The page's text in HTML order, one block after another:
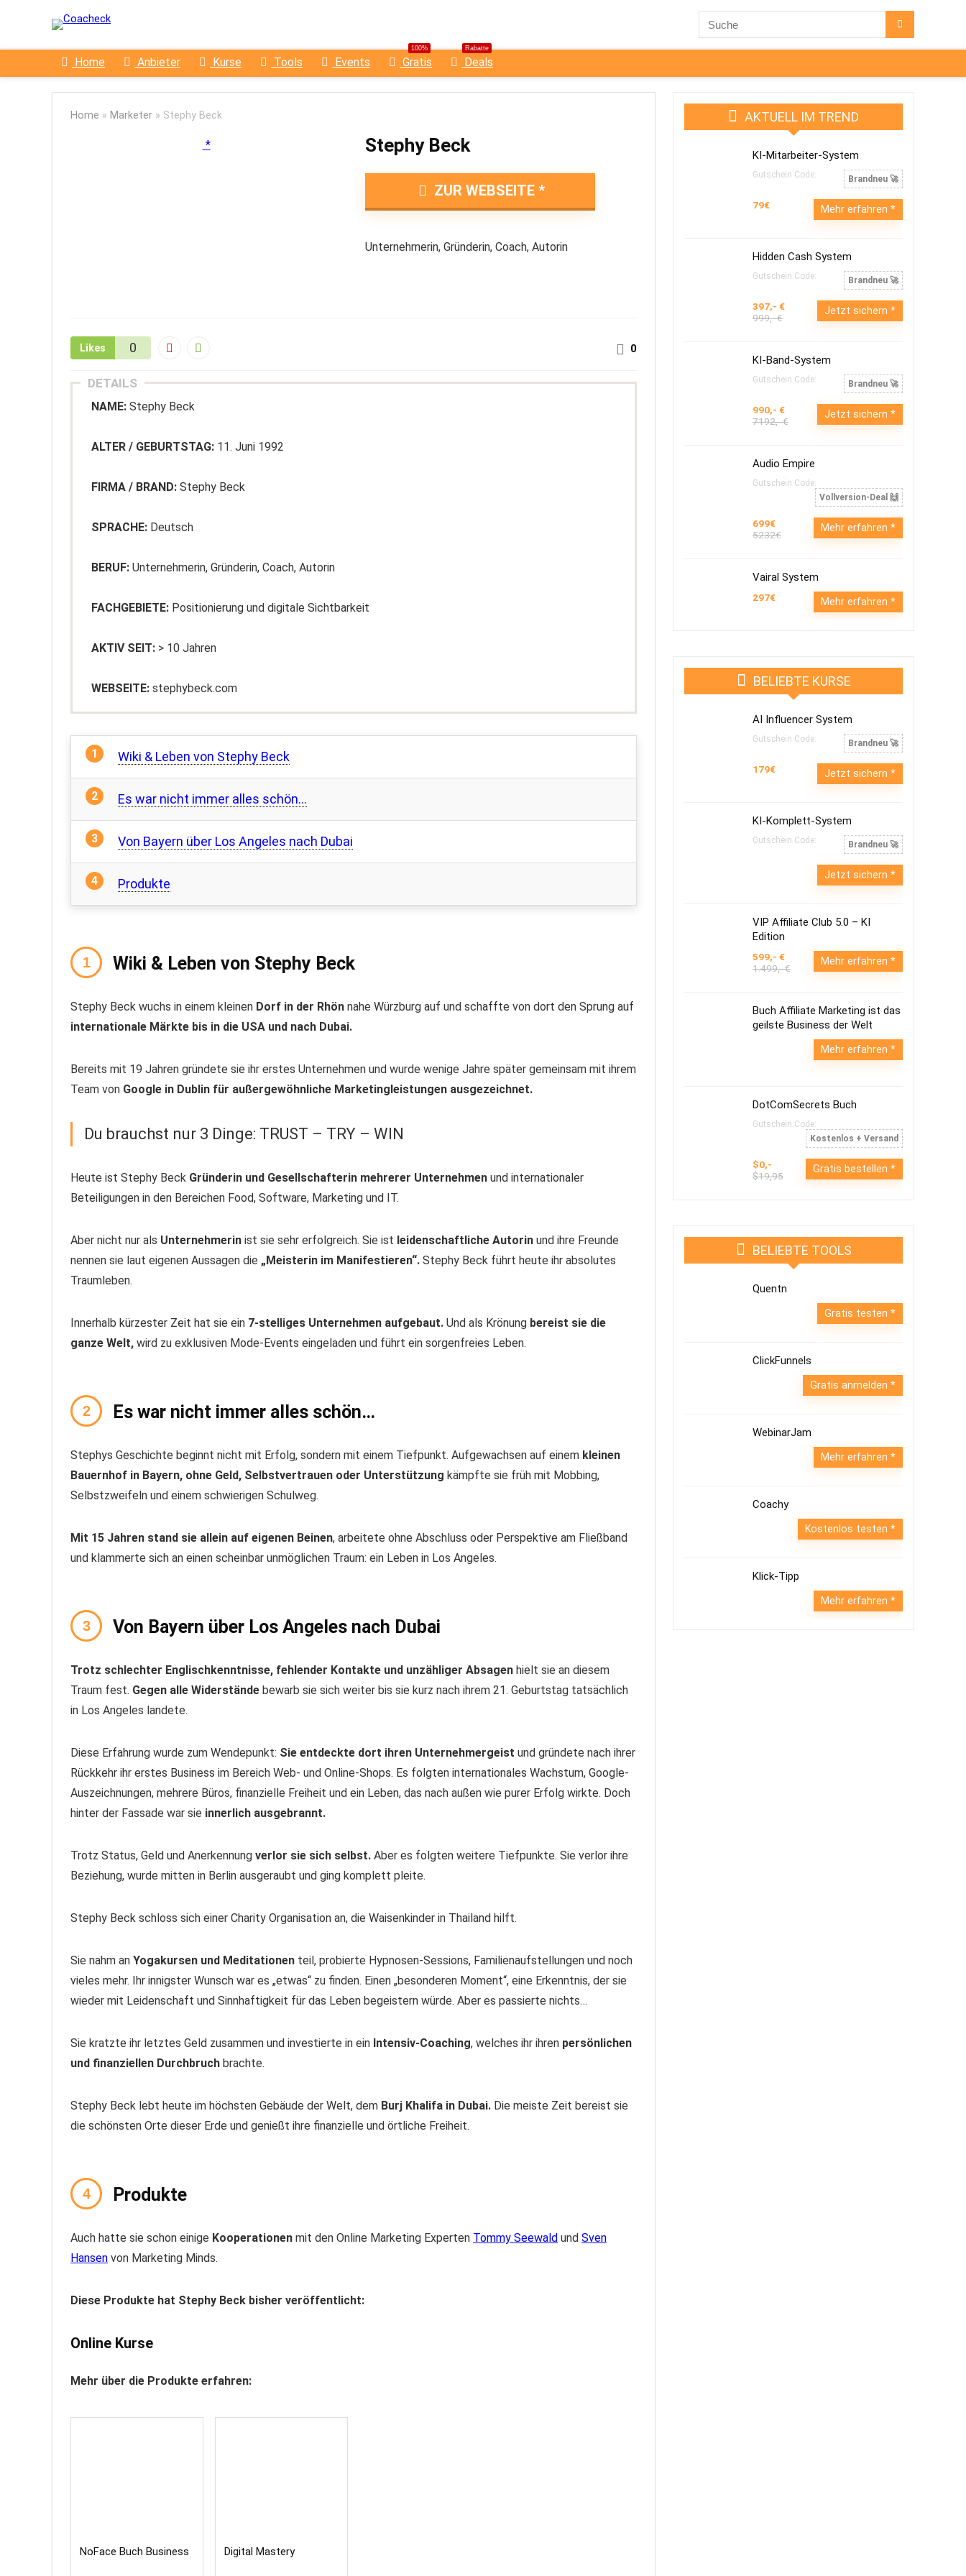
Home Anbieter Kurse Tools Events
100%
Gratis
Rabatte
Deals
Home » Marketer » Stephy Beck
Stephy Beck
ZUR WEBSEITE
Unternehmerin, Gründerin, Coach, Autorin
0
Likes 0
DETAILS
NAME: Stephy Beck
ALTER / GEBURTSTAG: 11. Juni 1992
FIRMA / BRAND: Stephy Beck
SPRACHE: Deutsch
BERUF: Unternehmerin, Gründerin, Coach, Autorin
FACHGEBIETE: Positionierung und digitale Sichtbarkeit
AKTIV SEIT: > 10 Jahren
WEBSEITE: stephybeck.com
Wiki & Leben von Stephy Beck
Es war nicht immer alles schön…
Von Bayern über Los Angeles nach Dubai
Produkte
Wiki & Leben von Stephy Beck
Stephy Beck wuchs in einem kleinen Dorf in der Rhön nahe Würzburg auf und schaffte von dort den Sprung auf
internationale Märkte bis in die USA und nach Dubai.
Bereits mit 19 Jahren gründete sie ihr erstes Unternehmen und wurde wenige Jahre später gemeinsam mit ihrem
Team von Google in Dublin für außergewöhnliche Marketingleistungen ausgezeichnet.
Du brauchst nur 3 Dinge: TRUST – TRY – WIN
Heute ist Stephy Beck Gründerin und Gesellschafterin mehrerer Unternehmen und internationaler
Beteiligungen in den Bereichen Food, Software, Marketing und IT.
Aber nicht nur als Unternehmerin ist sie sehr erfolgreich. Sie ist leidenschaftliche Autorin und ihre Freunde
nennen sie laut eigenen Aussagen die „Meisterin im Manifestieren“. Stephy Beck führt heute ihr absolutes
Traumleben.
Innerhalb kürzester Zeit hat sie ein 7-stelliges Unternehmen aufgebaut. Und als Krönung bereist sie die
ganze Welt, wird zu exklusiven Mode-Events eingeladen und führt ein sorgenfreies Leben.
Es war nicht immer alles schön…
Stephys Geschichte beginnt nicht mit Erfolg, sondern mit einem Tiefpunkt. Aufgewachsen auf einem kleinen
Bauernhof in Bayern, ohne Geld, Selbstvertrauen oder Unterstützung kämpfte sie früh mit Mobbing,
Selbstzweifeln und einem schwierigen Schulweg.
Mit 15 Jahren stand sie allein auf eigenen Beinen, arbeitete ohne Abschluss oder Perspektive am Fließband
und klammerte sich an einen scheinbar unmöglichen Traum: ein Leben in Los Angeles.
Von Bayern über Los Angeles nach Dubai
Trotz schlechter Englischkenntnisse, fehlender Kontakte und unzähliger Absagen hielt sie an diesem
Traum fest. Gegen alle Widerstände bewarb sie sich weiter bis sie kurz nach ihrem 21. Geburtstag tatsächlich
in Los Angeles landete.
Diese Erfahrung wurde zum Wendepunkt: Sie entdeckte dort ihren Unternehmergeist und gründete nach ihrer
Rückkehr ihr erstes Business im Bereich Web- und Online-Shops. Es folgten internationales Wachstum, Google-
Auszeichnungen, mehrere Büros, finanzielle Freiheit und ein Leben, das nach außen wie purer Erfolg wirkte. Doch
hinter der Fassade war sie innerlich ausgebrannt.
Trotz Status, Geld und Anerkennung verlor sie sich selbst. Aber es folgten weitere Tiefpunkte. Sie verlor ihre
Beziehung, wurde mitten in Berlin ausgeraubt und ging komplett pleite.
Stephy Beck schloss sich einer Charity Organisation an, die Waisenkinder in Thailand hilft.
Sie nahm an Yogakursen und Meditationen teil, probierte Hypnosen-Sessions, Familienaufstellungen und noch
vieles mehr. Ihr innigster Wunsch war es „etwas“ zu finden. Einen „besonderen Moment“, eine Erkenntnis, der sie
wieder mit Leidenschaft und Sinnhaftigkeit für das Leben begeistern würde. Aber es passierte nichts…
Sie kratzte ihr letztes Geld zusammen und investierte in ein Intensiv-Coaching, welches ihr ihren persönlichen
und finanziellen Durchbruch brachte.
Stephy Beck lebt heute im höchsten Gebäude der Welt, dem Burj Khalifa in Dubai. Die meiste Zeit bereist sie
die schönsten Orte dieser Erde und genießt ihre finanzielle und örtliche Freiheit.
Produkte
Auch hatte sie schon einige Kooperationen mit den Online Marketing Experten Tommy Seewald und Sven
Hansen von Marketing Minds.
Diese Produkte hat Stephy Beck bisher veröffentlicht:
Online Kurse
Mehr über die Produkte erfahren:
NoFace Buch Business Digital Mastery
AKTUELL IM TREND
KI-Mitarbeiter-System
Gutschein Code: Brandneu 🚀
79€ Mehr erfahren
Hidden Cash System
Gutschein Code: Brandneu 🚀
397,- €
999,- €
Jetzt sichern
KI-Band-System
Gutschein Code: Brandneu 🚀
990,- €
7192,- €
Jetzt sichern
Audio Empire
Gutschein Code:
Vollversion-Deal 🙌
699€
5232€
Mehr erfahren
Vairal System
297€ Mehr erfahren
BELIEBTE KURSE
AI Influencer System
Gutschein Code: Brandneu 🚀
179€ Jetzt sichern
KI-Komplett-System
Gutschein Code: Brandneu 🚀
Jetzt sichern
VIP Affiliate Club 5.0 – KI
Edition
599,- €
1.499,- €
Mehr erfahren
Buch Affiliate Marketing ist das
geilste Business der Welt
Mehr erfahren
DotComSecrets Buch
Gutschein Code:
Kostenlos + Versand
$0,-
$19,95
Gratis bestellen
BELIEBTE TOOLS
Quentn
Gratis testen
ClickFunnels
Gratis anmelden
WebinarJam
Mehr erfahren
Coachy
Kostenlos testen
Klick-Tipp
Mehr erfahren